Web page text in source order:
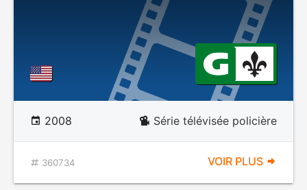
2008 Série télévisée policière
360734 VOIR PLUS